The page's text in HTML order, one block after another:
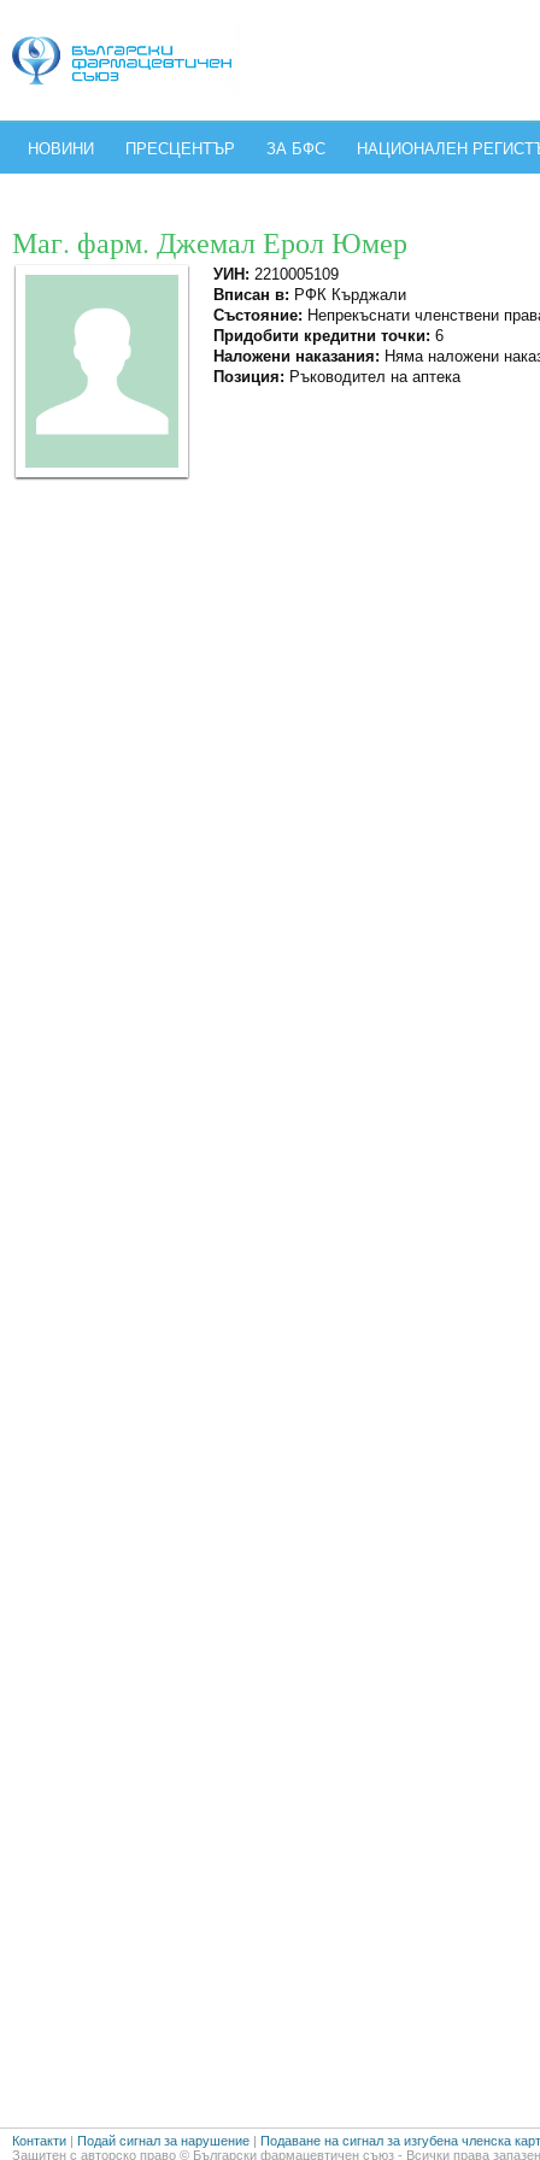
НОВИНИ ПРЕСЦЕНТЪР ЗА БФС НАЦИОНАЛЕН
Маг. фарм. Джемал Ерол Юмер
УИН: 2210005109
Вписан в: РФК Кърджали
Състояние: Непрекъснати членствени
Придобити кредитни точки: 6
Наложени наказания: Няма наложени
Позиция: Ръководител на аптека
Контакти | Подай сигнал за нарушение | Подаване на сигнал за изгубена членска
Защитен с авторско право © Български фармацевтичен съюз - Всички права